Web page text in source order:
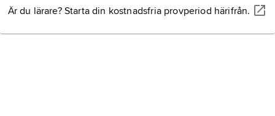
Är du lärare? Starta din kostnadsfria provperiod härifrån.